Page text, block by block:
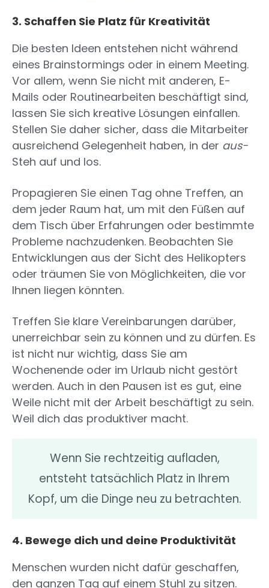
3. Schaffen Sie Platz für Kreativität
Die besten Ideen entstehen nicht während
eines Brainstormings oder in einem Meeting.
Vor allem, wenn Sie nicht mit anderen, E-
Mails oder Routinearbeiten beschäftigt sind,
lassen Sie sich kreative Lösungen einfallen.
Stellen Sie daher sicher, dass die Mitarbeiter
ausreichend Gelegenheit haben, in der aus-
Steh auf und los.
Propagieren Sie einen Tag ohne Treffen, an
dem jeder Raum hat, um mit den Füßen auf
dem Tisch über Erfahrungen oder bestimmte
Probleme nachzudenken. Beobachten Sie
Entwicklungen aus der Sicht des Helikopters
oder träumen Sie von Möglichkeiten, die vor
Ihnen liegen könnten.
Treffen Sie klare Vereinbarungen darüber,
unerreichbar sein zu können und zu dürfen. Es
ist nicht nur wichtig, dass Sie am
Wochenende oder im Urlaub nicht gestört
werden. Auch in den Pausen ist es gut, eine
Weile nicht mit der Arbeit beschäftigt zu sein.
Weil dich das produktiver macht.
Wenn Sie rechtzeitig aufladen,
entsteht tatsächlich Platz in Ihrem
Kopf, um die Dinge neu zu betrachten.
4. Bewege dich und deine Produktivität
Menschen wurden nicht dafür geschaffen,
den ganzen Tag auf einem Stuhl zu sitzen.